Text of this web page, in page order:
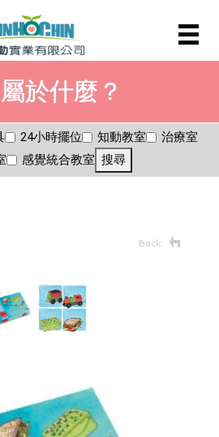
於什麼？
24小時擺位 知動教室
治療室
感覺統合教室 搜尋